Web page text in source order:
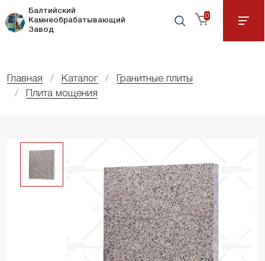
Балтийский
Камнеобрабатывающий
Завод
0
Главная Каталог
Гранитные плиты
Плита мощения